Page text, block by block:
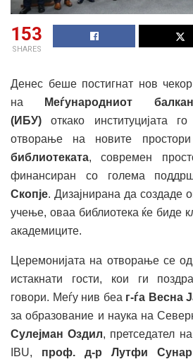
153
SHARES
Денес беше постигнат нов
на
Меѓународниот
(ИБУ)откако институцијата
отворање на новите
библиотеката, современ
финансиран со голема
Скопје. Дизајнирана да создаде
учење, оваа библиотека ќе биде
академиците.
Церемонијата на отворање се
истакнати гости, кои ги
говори. Меѓу нив беа г-ѓа Весна
за образование и наука на
Сулејман Оздил, претседател
IBU, проф. д-р Лутфи Сунар